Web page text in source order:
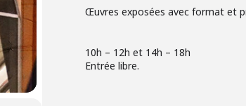
Œuvres exposées avec format et
10h – 12h et 14h – 18h
Entrée libre.